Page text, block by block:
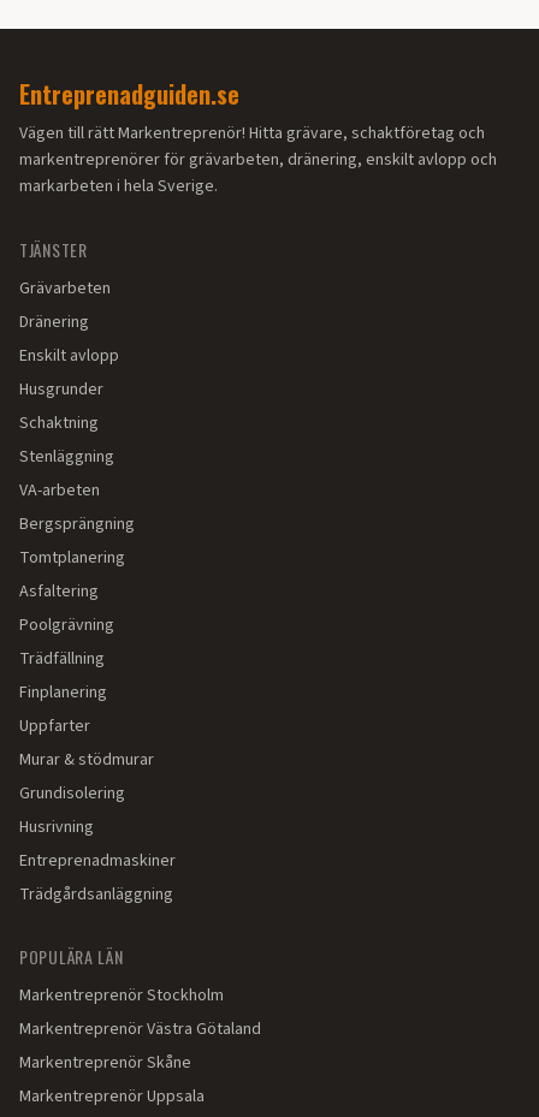
Entreprenadguiden.se
Vägen till rätt Markentreprenör! Hitta grävare, schaktföretag och
markentreprenörer för grävarbeten, dränering, enskilt avlopp och
markarbeten i hela Sverige.
TJÄNSTER
Grävarbeten
Dränering
Enskilt avlopp
Husgrunder
Schaktning
Stenläggning
VA-arbeten
Bergsprängning
Tomtplanering
Asfaltering
Poolgrävning
Trädfällning
Finplanering
Uppfarter
Murar & stödmurar
Grundisolering
Husrivning
Entreprenadmaskiner
Trädgårdsanläggning
POPULÄRA LÄN
MarkentreprenörStockholm
MarkentreprenörVästra Götaland
MarkentreprenörSkåne
MarkentreprenörUppsala